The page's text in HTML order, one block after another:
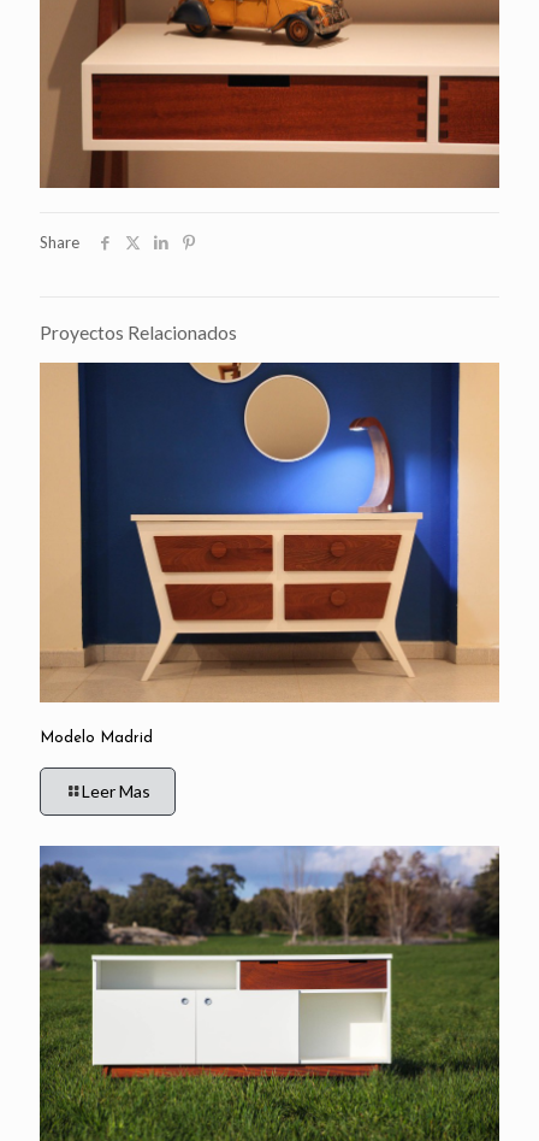
Share
Proyectos Relacionados
Modelo Madrid
Leer Mas